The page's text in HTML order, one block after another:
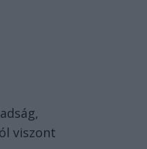
viszont